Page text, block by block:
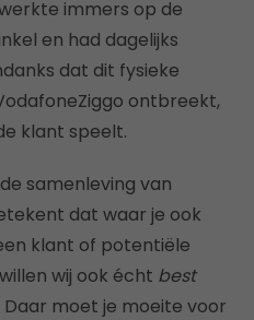
immers op de
en had dagelijks
dat dit fysieke
ontbreekt,
klant speelt.
samenleving van
dat waar je ook
klant of potentiële
wij ook écht best
moet je moeite voor